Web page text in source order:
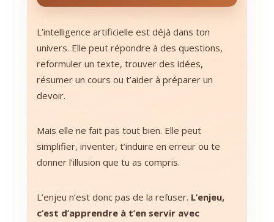
L’intelligence artificielle est déjà dans ton
univers. Elle peut répondre à des questions,
reformuler un texte, trouver des idées,
résumer un cours ou t’aider à préparer un
devoir.
Mais elle ne fait pas tout bien. Elle peut
simplifier, inventer, t’induire en erreur ou te
donner l’illusion que tu as compris.
L’enjeu n’est donc pas de la refuser. L’enjeu,
c’est d’apprendre à t’en servir avec